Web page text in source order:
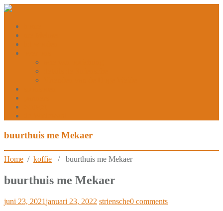
buurthuis me Mekaer
Home / koffie / buurthuis me Mekaer
buurthuis me Mekaer
juni 23, 2021januari 23, 2022 striensche0 comments